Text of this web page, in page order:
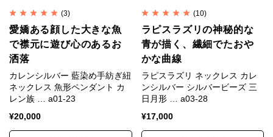
ル。
高価な絵具代を捻出するため借金を重ねたと言われて
います。
ラピスラズリを身に着ければフェルメールを虜にした
理由をきっと知ることでしょう。
(3)
愛嬌ある顔した大きな魚
で襟元に遊び心のあるお
洒落
カレンシルバー 藍染め手紡ぎ紐
ネックレス 魚形ペンダント カ
レン族 … a01-23
¥20,000
(10)
ラピスラズリの神秘的な
青が描く、繊細でたおや
かな曲線
ラピスラズリ ネックレス カレ
ンシルバー シルバービーズ 三
日月形 … a03-28
¥17,000